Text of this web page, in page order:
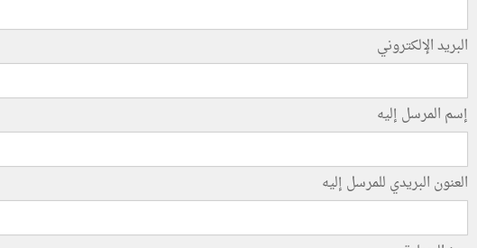
البريد الإلكتروني
إسم المرسل إليه
العنون البريدي للمرسل إليه